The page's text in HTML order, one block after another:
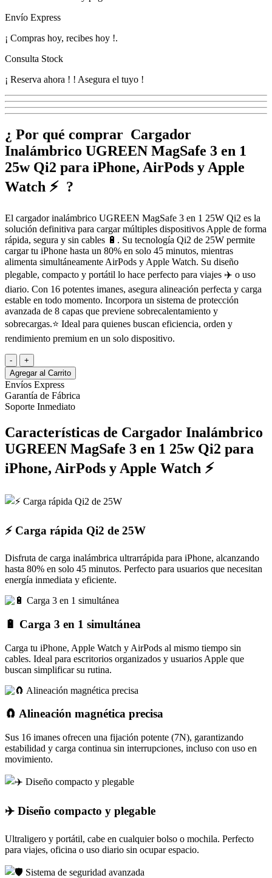
Envío Express
¡ Compras hoy, recibes hoy !.
Consulta Stock
¡ Reserva ahora ! ! Asegura el tuyo !
¿ Por qué comprar Cargador
Inalámbrico UGREEN MagSafe 3 en 1
25w Qi2 para iPhone, AirPods y Apple
Watch ⚡ ?
El cargador inalámbrico UGREEN MagSafe 3 en 1 25W Qi2 es la
solución definitiva para cargar múltiples dispositivos Apple de forma
rápida, segura y sin cables 🔋. Su tecnología Qi2 de 25W permite
cargar tu iPhone hasta un 80% en solo 45 minutos, mientras
alimenta simultáneamente AirPods y Apple Watch. Su diseño
plegable, compacto y portátil lo hace perfecto para viajes ✈️ o uso
diario. Con 16 potentes imanes, asegura alineación perfecta y carga
estable en todo momento. Incorpora un sistema de protección
avanzada de 8 capas que previene sobrecalentamiento y
sobrecargas.⭐ Ideal para quienes buscan eficiencia, orden y
rendimiento premium en un solo dispositivo.
-
+
Agregar al Carrito
Envíos Express
Garantía de Fábrica
Soporte Inmediato
Características de Cargador Inalámbrico
UGREEN MagSafe 3 en 1 25w Qi2 para
iPhone, AirPods y Apple Watch ⚡
⚡ Carga rápida Qi2 de 25W
Disfruta de carga inalámbrica ultrarrápida para iPhone, alcanzando
hasta 80% en solo 45 minutos. Perfecto para usuarios que necesitan
energía inmediata y eficiente.
🔋 Carga 3 en 1 simultánea
Carga tu iPhone, Apple Watch y AirPods al mismo tiempo sin
cables. Ideal para escritorios organizados y usuarios Apple que
buscan simplificar su rutina.
🧲 Alineación magnética precisa
Sus 16 imanes ofrecen una fijación potente (7N), garantizando
estabilidad y carga continua sin interrupciones, incluso con uso en
movimiento.
✈️ Diseño compacto y plegable
Ultraligero y portátil, cabe en cualquier bolso o mochila. Perfecto
para viajes, oficina o uso diario sin ocupar espacio.